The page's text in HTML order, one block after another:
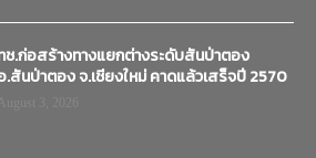
ช.ก่อสร้างทางแยกต่างระดับสันป่าตอง
.สันป่าตอง จ.เชียงใหม่ คาดแล้วเสร็จปี 2570